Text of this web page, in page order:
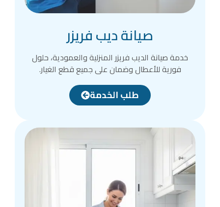
صيانة ديب فريزر
خدمة صيانة الديب فريزر المنزلية والعمودية، حلول
فورية للأعطال وضمان على جميع قطع الغيار.
طلب الخدمة